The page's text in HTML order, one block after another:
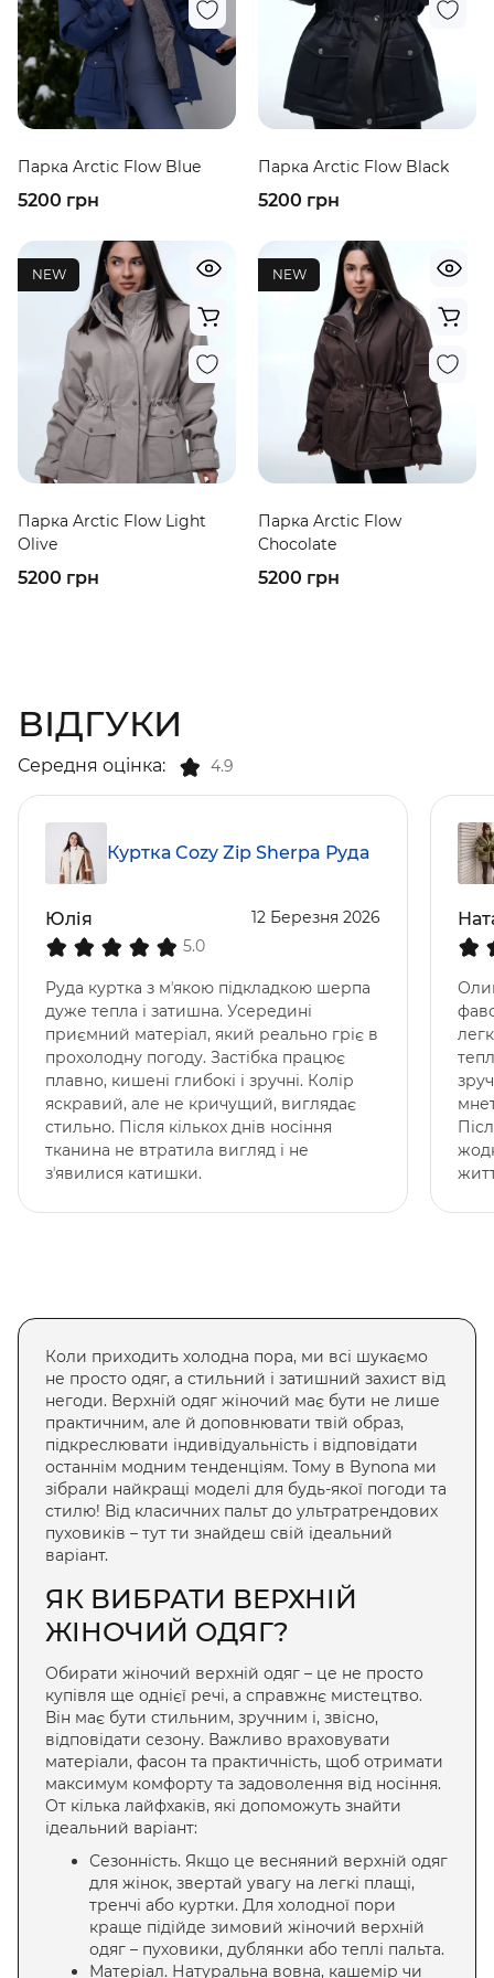
Парка Arctic Flow Blue
5200 грн
Парка Arctic Flow Black
5200 грн
NEW
Парка Arctic Flow Light
Olive
5200 грн
NEW
Парка Arctic Flow
Chocolate
5200 грн
ВІДГУКИ
Середня оцінка: 4.9
Куртка Cozy Zip Sherpa Руда
Юлія
5.0
12 Березня 2026
Руда куртка з мʼякою підкладкою шерпа
дуже тепла і затишна. Усередині
приємний матеріал, який реально гріє в
прохолодну погоду. Застібка працює
плавно, кишені глибокі і зручні. Колір
яскравий, але не кричущий, виглядає
стильно. Після кількох днів носіння
тканина не втратила вигляд і не
зʼявилися катишки.
Коли приходить холодна пора, ми всі шукаємо
не просто одяг, а стильний і затишний захист від
негоди. Верхній одяг жіночий має бути не лише
практичним, але й доповнювати твій образ,
підкреслювати індивідуальність і відповідати
останнім модним тенденціям. Тому в Bynona ми
зібрали найкращі моделі для будь-якої погоди та
стилю! Від класичних пальт до ультратрендових
пуховиків – тут ти знайдеш свій ідеальний
варіант.
ЯК ВИБРАТИ ВЕРХНІЙ
ЖІНОЧИЙ ОДЯГ?
Обирати жіночий верхній одяг – це не просто
купівля ще однієї речі, а справжнє мистецтво.
Він має бути стильним, зручним і, звісно,
відповідати сезону. Важливо враховувати
матеріали, фасон та практичність, щоб отримати
максимум комфорту та задоволення від носіння.
От кілька лайфхаків, які допоможуть знайти
ідеальний варіант:
Сезонність. Якщо це весняний верхній одяг
для жінок, звертай увагу на легкі плащі,
тренчі або куртки. Для холодної пори
краще підійде зимовий жіночий верхній
одяг – пуховики, дублянки або теплі пальта.
Матеріал. Натуральна вовна, кашемір чи